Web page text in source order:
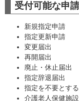
受付可能な申
新規指定申請
指定更新申請
変更届出
再開届出
廃止・休止届出
指定辞退届出
指定を不要とす
介護老人保健施